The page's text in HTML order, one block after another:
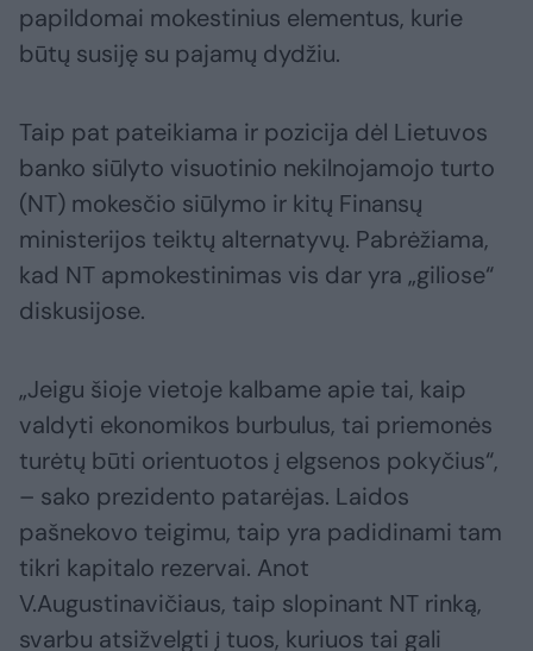
papildomai mokestinius elementus, kurie
būtų susiję su pajamų dydžiu.
Taip pat pateikiama ir pozicija dėl Lietuvos
banko siūlyto visuotinio nekilnojamojo turto
(NT) mokesčio siūlymo ir kitų Finansų
ministerijos teiktų alternatyvų. Pabrėžiama,
kad NT apmokestinimas vis dar yra „giliose“
diskusijose.
„Jeigu šioje vietoje kalbame apie tai, kaip
valdyti ekonomikos burbulus, tai priemonės
turėtų būti orientuotos į elgsenos pokyčius“,
– sako prezidento patarėjas. Laidos
pašnekovo teigimu, taip yra padidinami tam
tikri kapitalo rezervai. Anot
V.Augustinavičiaus, taip slopinant NT rinką,
svarbu atsižvelgti į tuos, kuriuos tai gali